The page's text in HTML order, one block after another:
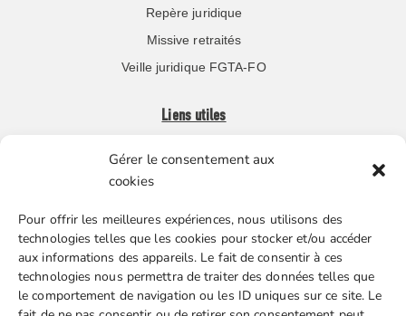
Gérer le consentement aux
cookies
Pour offrir les meilleures expériences, nous utilisons des
technologies telles que les cookies pour stocker et/ou accéder
aux informations des appareils. Le fait de consentir à ces
technologies nous permettra de traiter des données telles que
le comportement de navigation ou les ID uniques sur ce site. Le
Repère juridique
Missive retraités
Veille juridique FGTA-FO
Liens utiles
Boutique en ligne
Nos partenaires
Gestion des cookies